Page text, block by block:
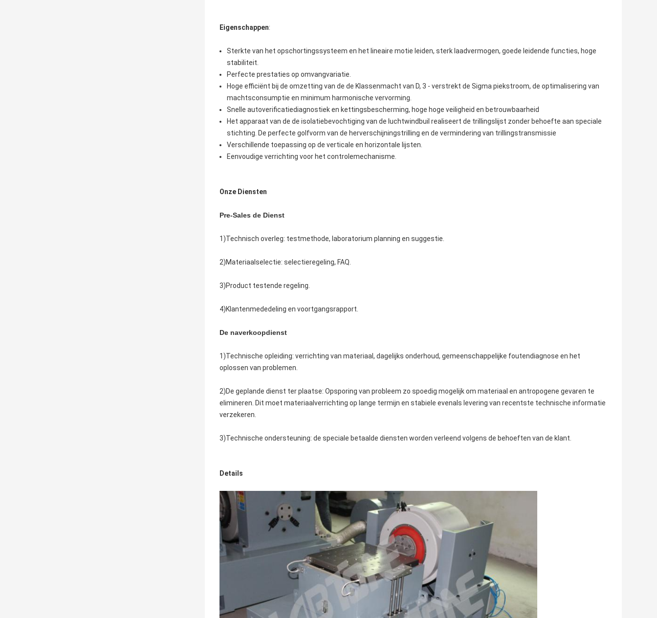
Eigenschappen:
Sterkte van het opschortingssysteem en het lineaire motie leiden, sterk laadvermogen, goede leidende functies, hoge
stabiliteit.
Perfecte prestaties op omvangvariatie.
Hoge efficiënt bij de omzetting van de de Klassenmacht van D, 3 - verstrekt de Sigma piekstroom, de optimalisering van
machtsconsumptie en minimum harmonische vervorming.
Snelle autoverificatiediagnostiek en kettingsbescherming, hoge hoge veiligheid en betrouwbaarheid
Het apparaat van de de isolatiebevochtiging van de luchtwindbuil realiseert de trillingslijst zonder behoefte aan speciale
stichting. De perfecte golfvorm van de herverschijningstrilling en de vermindering van trillingstransmissie
Verschillende toepassing op de verticale en horizontale lijsten.
Eenvoudige verrichting voor het controlemechanisme.
Onze Diensten
Pre-Sales de Dienst
1)Technisch overleg: testmethode, laboratorium planning en suggestie.
2)Materiaalselectie: selectieregeling, FAQ.
3)Product testende regeling.
4)Klantenmededeling en voortgangsrapport.
De naverkoopdienst
1)Technische opleiding: verrichting van materiaal, dagelijks onderhoud, gemeenschappelijke foutendiagnose en het
oplossen van problemen.
2)De geplande dienst ter plaatse: Opsporing van probleem zo spoedig mogelijk om materiaal en antropogene gevaren te
elimineren. Dit moet materiaalverrichting op lange termijn en stabiele evenals levering van recentste technische informatie
verzekeren.
3)Technische ondersteuning: de speciale betaalde diensten worden verleend volgens de behoeften van de klant.
Details